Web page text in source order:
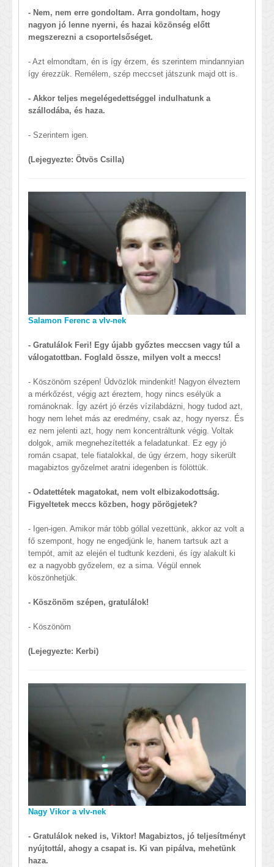
- Nem, nem erre gondoltam. Arra gondoltam, hogy
nagyon jó lenne nyerni, és hazai közönség előtt
megszerezni a csoportelsőséget.
- Azt elmondtam, én is így érzem, és szerintem mindannyian
így érezzük. Remélem, szép meccset játszunk majd ott is.
- Akkor teljes megelégedettséggel indulhatunk a
szállodába, és haza.
- Szerintem igen.
(Lejegyezte: Ötvös Csilla)
Salamon Ferenc a vlv-nek
- Gratulálok Feri! Egy újabb győztes meccsen vagy túl a
válogatottban. Foglald össze, milyen volt a meccs!
- Köszönöm szépen! Üdvözlök mindenkit! Nagyon élveztem
a mérkőzést, végig azt éreztem, hogy nincs esélyük a
románoknak. Így azért jó érzés vízilabdázni, hogy tudod azt,
hogy nem lehet más az eredmény, csak az, hogy nyersz. És
ez nem jelenti azt, hogy nem koncentráltunk végig. Voltak
dolgok, amik megnehezítették a feladatunkat. Ez egy jó
román csapat, tele fiatalokkal, de úgy érzem, hogy sikerült
magabiztos győzelmet aratni idegenben is fölöttük.
- Odatettétek magatokat, nem volt elbizakodottság.
Figyeltetek meccs közben, hogy pörögjetek?
- Igen-igen. Amikor már több góllal vezettünk, akkor az volt a
fő szempont, hogy ne engedjünk le, hanem tartsuk azt a
tempót, amit az elején el tudtunk kezdeni, és így alakult ki
ez a nagyobb győzelem, ez a sima. Végül ennek
köszönhetjük.
- Köszönöm szépen, gratulálok!
- Köszönöm
(Lejegyezte: Kerbi)
Nagy Vikor a vlv-nek
- Gratulálok neked is, Viktor! Magabiztos, jó teljesítményt
nyújtottál, ahogy a csapat is. Ki van pipálva, mehetünk
haza.